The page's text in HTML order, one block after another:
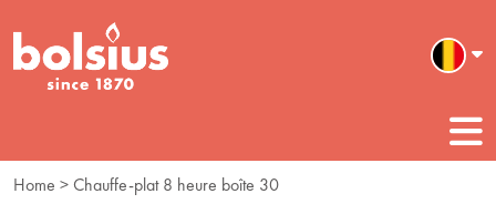
Home > Chauffe-plat 8 heure boîte 30